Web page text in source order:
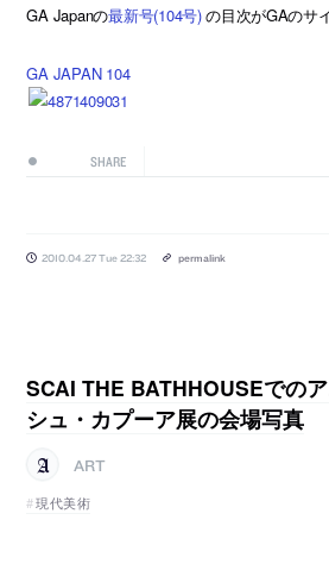
GA Japanの最新号(104号)の目次がGAのサ
GA JAPAN 104
SHARE
2010.04.27 Tue 22:32 permalink
SCAI THE BATHHOUSEでの
シュ・カプーア展の会場写真
ART
現代美術